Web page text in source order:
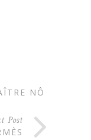
NÔ
Post